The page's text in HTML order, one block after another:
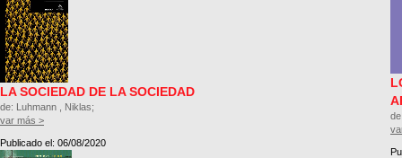
LA SOCIEDAD DE LA SOCIEDAD
de: Luhmann , Niklas;
var más >
Publicado el: 06/08/2020